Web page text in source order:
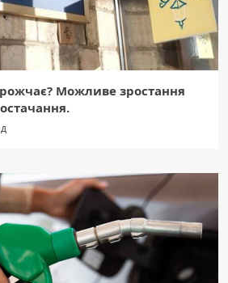
Можливе зростання